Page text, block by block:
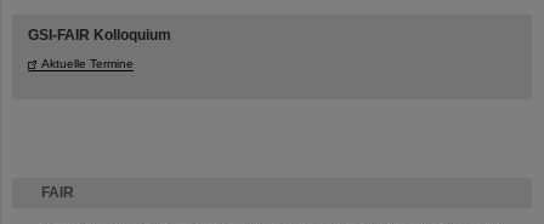
FAIR
GSI-FAIR Kolloquium
Aktuelle Termine